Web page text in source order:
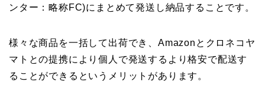
ンター：略称FC)にまとめて発送し納品することです。
様々な商品を一括して出荷でき、Amazonとクロネコヤ
マトとの提携により個人で発送するより格安で配送す
ることができるというメリットがあります。